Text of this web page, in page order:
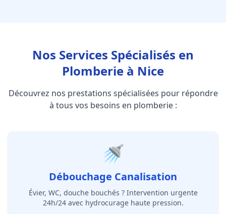
Nos Services Spécialisés en
Plomberie à Nice
Découvrez nos prestations spécialisées pour répondre
à tous vos besoins en plomberie :
🚿
Débouchage Canalisation
Évier, WC, douche bouchés ? Intervention urgente
24h/24 avec hydrocurage haute pression.